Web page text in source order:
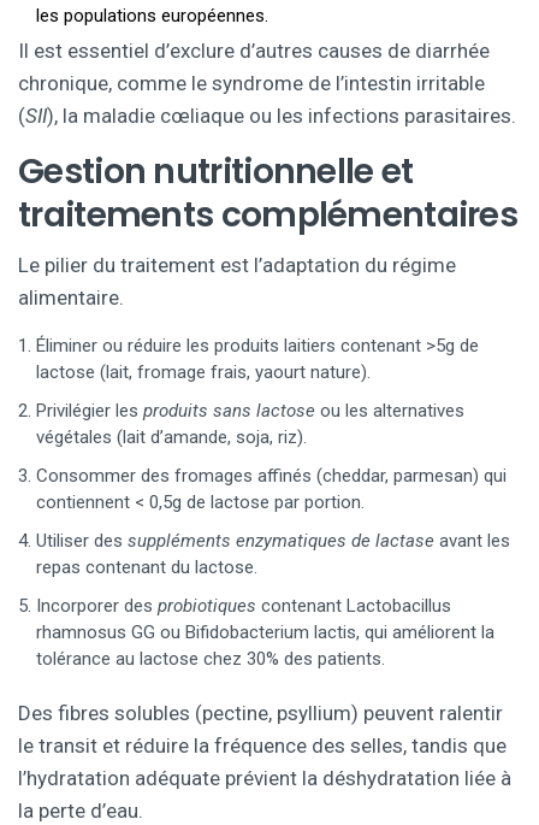
les populations européennes.
Il est essentiel d’exclure d’autres causes de diarrhée
chronique, comme le syndrome de l’intestin irritable
(SII), la maladie cœliaque ou les infections parasitaires.
Gestion nutritionnelle et
traitements complémentaires
Le pilier du traitement est l’adaptation du régime
alimentaire.
Éliminer ou réduire les produits laitiers contenant >5g de
lactose (lait, fromage frais, yaourt nature).
Privilégier les produits sans lactose ou les alternatives
végétales (lait d’amande, soja, riz).
Consommer des fromages affinés (cheddar, parmesan) qui
contiennent < 0,5g de lactose par portion.
Utiliser des suppléments enzymatiques de lactase avant les
repas contenant du lactose.
Incorporer des probiotiques contenant Lactobacillus
rhamnosus GG ou Bifidobacterium lactis, qui améliorent la
tolérance au lactose chez 30% des patients.
Des fibres solubles (pectine, psyllium) peuvent ralentir
le transit et réduire la fréquence des selles, tandis que
l’hydratation adéquate prévient la déshydratation liée à
la perte d’eau.